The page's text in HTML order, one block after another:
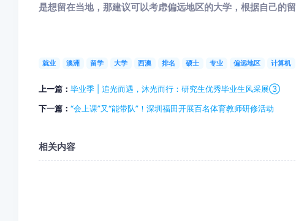
是想留在当地，那建议可以考虑偏远地区的大学，根据自己的
就业 澳洲 留学 大学 西澳 排名 硕士 专业 偏远地区 计算机
上一篇： 毕业季 | 追光而遇，沐光而行：研究生优秀毕业生风采展③
下一篇： “会上课”又“能带队”！深圳福田开展百名体育教师研修活动
相关内容